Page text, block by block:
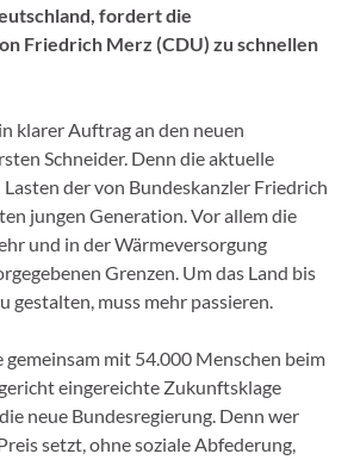
fordert die
Friedrich Merz (CDU) zu schnellen
klarer Auftrag an den neuen
Schneider. Denn die aktuelle
der von Bundeskanzler Friedrich
jungen Generation. Vor allem die
und in der Wärmeversorgung
Grenzen. Um das Land bis
gestalten, muss mehr passieren.
gemeinsam mit 54.000 Menschen beim
eingereichte Zukunftsklage
neue Bundesregierung. Denn wer
setzt, ohne soziale Abfederung,